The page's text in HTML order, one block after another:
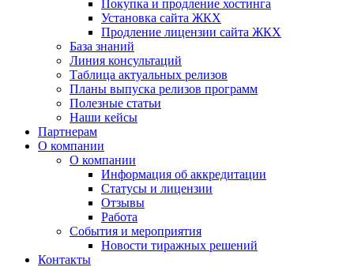
Покупка и продление хостинга
Установка сайта ЖКХ
Продление лицензии сайта ЖКХ
База знаний
Линия консультаций
Таблица актуальных релизов
Планы выпуска релизов программ
Полезные статьи
Наши кейсы
Партнерам
О компании
О компании
Информация об аккредитации
Статусы и лицензии
Отзывы
Работа
События и мероприятия
Новости тиражных решений
Контакты